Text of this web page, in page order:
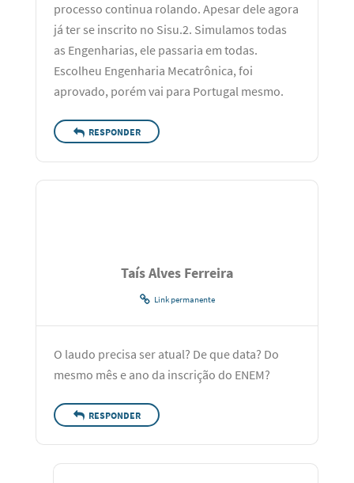
processo continua rolando. Apesar dele agora
já ter se inscrito no Sisu.2. Simulamos todas
as Engenharias, ele passaria em todas.
Escolheu Engenharia Mecatrônica, foi
aprovado, porém vai para Portugal mesmo.
RESPONDER
Taís Alves Ferreira
Link permanente
O laudo precisa ser atual? De que data? Do
mesmo mês e ano da inscrição do ENEM?
RESPONDER